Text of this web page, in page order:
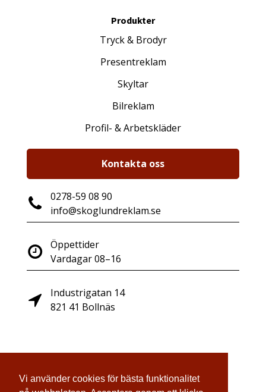
Vi använder cookies för bästa funktionalitet
Produkter
Tryck & Brodyr
Presentreklam
Skyltar
Bilreklam
Profil- & Arbetskläder
Kontakta oss
0278-59 08 90
info@skoglundreklam.se
Öppettider
Vardagar 08–16
Industrigatan 14
821 41 Bollnäs